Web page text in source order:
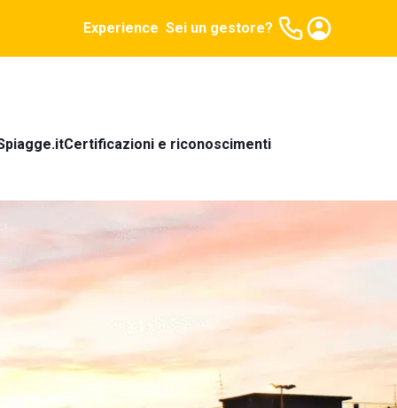
Experience Sei un gestore?
Certificazioni e riconoscimenti